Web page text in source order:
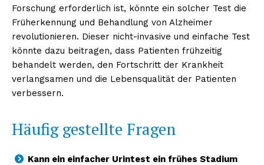
Forschung erforderlich ist, könnte ein solcher Test die
Früherkennung und Behandlung von Alzheimer
revolutionieren. Dieser nicht-invasive und einfache Test
könnte dazu beitragen, dass Patienten frühzeitig
behandelt werden, den Fortschritt der Krankheit
verlangsamen und die Lebensqualität der Patienten
verbessern.
Häufig gestellte Fragen
Kann ein einfacher Urintest ein frühes Stadium